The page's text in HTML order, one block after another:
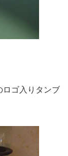
ロゴ入りタンブ